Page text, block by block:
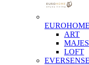
EUROHOME
ART
LOFT
EVERSENSE